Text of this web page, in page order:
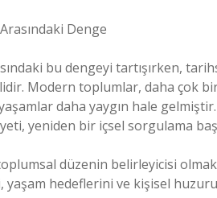
Denge
bu dengeyi tartışırken,
Modern toplumlar, daha çok
daha yaygın hale
yeniden bir içsel sorgulama
düzenin belirleyicisi
hedeflerini ve kişisel